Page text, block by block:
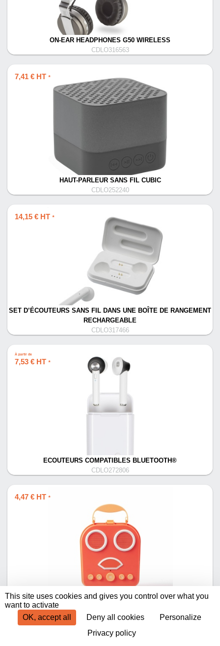
ON-EAR HEADPHONES G50 WIRELESS
CDLO316563
7,41 € HT *
HAUT-PARLEUR SANS FIL CUBIC
CDLO252240
14,15 € HT *
SET D’ÉCOUTEURS SANS FIL DANS UNE BOÎTE DE RANGEMENT
RECHARGEABLE
CDLO317466
À partir de
7,53 € HT *
ECOUTEURS COMPATIBLES BLUETOOTH®
CDLO272806
4,47 € HT *
ENCEINTE COMPATIBLE BLUETOOTH®
This site uses cookies and gives you control over what you
want to activate
OK, accept all
Deny all cookies
Personalize
Privacy policy